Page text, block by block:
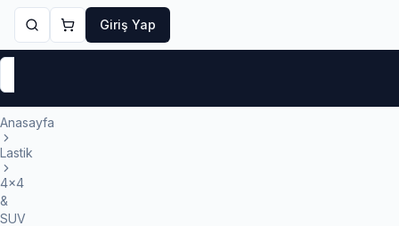
Giriş Yap
Anasayfa
Lastik
4x4
&
SUV